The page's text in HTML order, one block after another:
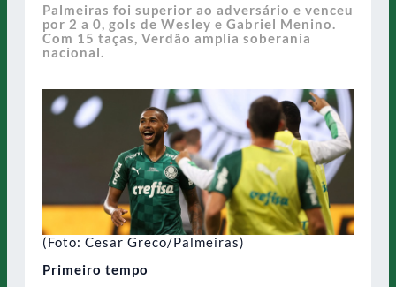
Palmeiras foi superior ao adversário e venceu
por 2 a 0, gols de Wesley e Gabriel Menino.
Com 15 taças, Verdão amplia soberania
nacional.
(Foto: Cesar Greco/Palmeiras)
Primeiro tempo